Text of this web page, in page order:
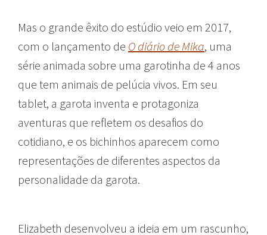
Mas o grande êxito do estúdio veio em 2017,
com o lançamento de O diário de Mika, uma
série animada sobre uma garotinha de 4 anos
que tem animais de pelúcia vivos. Em seu
tablet, a garota inventa e protagoniza
aventuras que refletem os desafios do
cotidiano, e os bichinhos aparecem como
representações de diferentes aspectos da
personalidade da garota.
Elizabeth desenvolveu a ideia em um rascunho,